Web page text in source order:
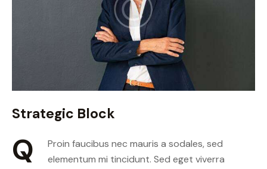
Strategic Block
Q
Proin faucibus nec mauris a sodales, sed
elementum mi tincidunt. Sed eget viverra